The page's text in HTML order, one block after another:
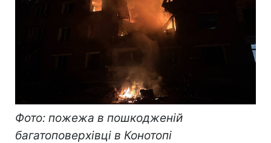
Фото: пожежа в пошкодженій
багатоповерхівці в Конотопі